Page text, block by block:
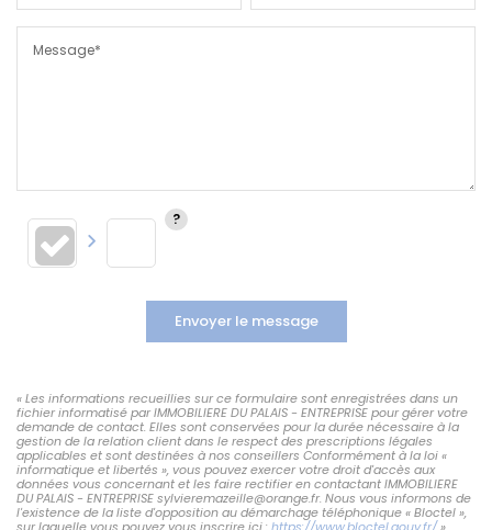
Message*
Envoyer le message
« Les informations recueillies sur ce formulaire sont enregistrées dans un
fichier informatisé par IMMOBILIERE DU PALAIS - ENTREPRISE pour gérer votre
demande de contact. Elles sont conservées pour la durée nécessaire à la
gestion de la relation client dans le respect des prescriptions légales
applicables et sont destinées à nos conseillers Conformément à la loi «
informatique et libertés », vous pouvez exercer votre droit d'accès aux
données vous concernant et les faire rectifier en contactant IMMOBILIERE
DU PALAIS - ENTREPRISE sylvieremazeille@orange.fr. Nous vous informons de
l'existence de la liste d'opposition au démarchage téléphonique « Bloctel »,
sur laquelle vous pouvez vous inscrire ici : https://www.bloctel.gouv.fr/»